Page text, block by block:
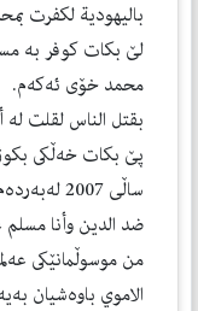
باليهودية لكفرت
لێ بكات كوفر به‌
محمد خۆى ئه‌كه‌م. -
بقتل الناس لقلت
پێ بكات خه‌ڵكى
ساڵى 2007
ضد الدين وأنا مسلم
من موسوڵمانێكى
الاموي باوه‌شيان